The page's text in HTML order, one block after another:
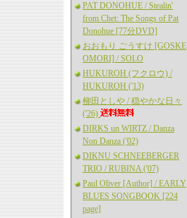
PAT DONOHUE / Stealin'
from Chet: The Songs of Pat
Donohue [77分DVD]
おおもり ごうすけ [GOSKE
OMORI] / SOLO
HUKUROH (フクロウ) /
HUKUROH ('13)
柳田としや / 穏やかな日々
('26)
DIRKS un WIRTZ / Danza
Non Danza ('02)
DIKNU SCHNEEBERGER
TRIO / RUBINA ('07)
Paul Oliver [Author] / EARLY
BLUES SONGBOOK [224
page]